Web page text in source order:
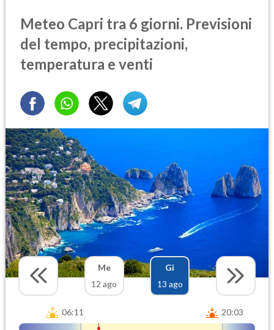
Meteo Capri tra 6 giorni. Previsioni
del tempo, precipitazioni,
temperatura e venti
Me
12 ago
Gi
13 ago
06:11 20:03